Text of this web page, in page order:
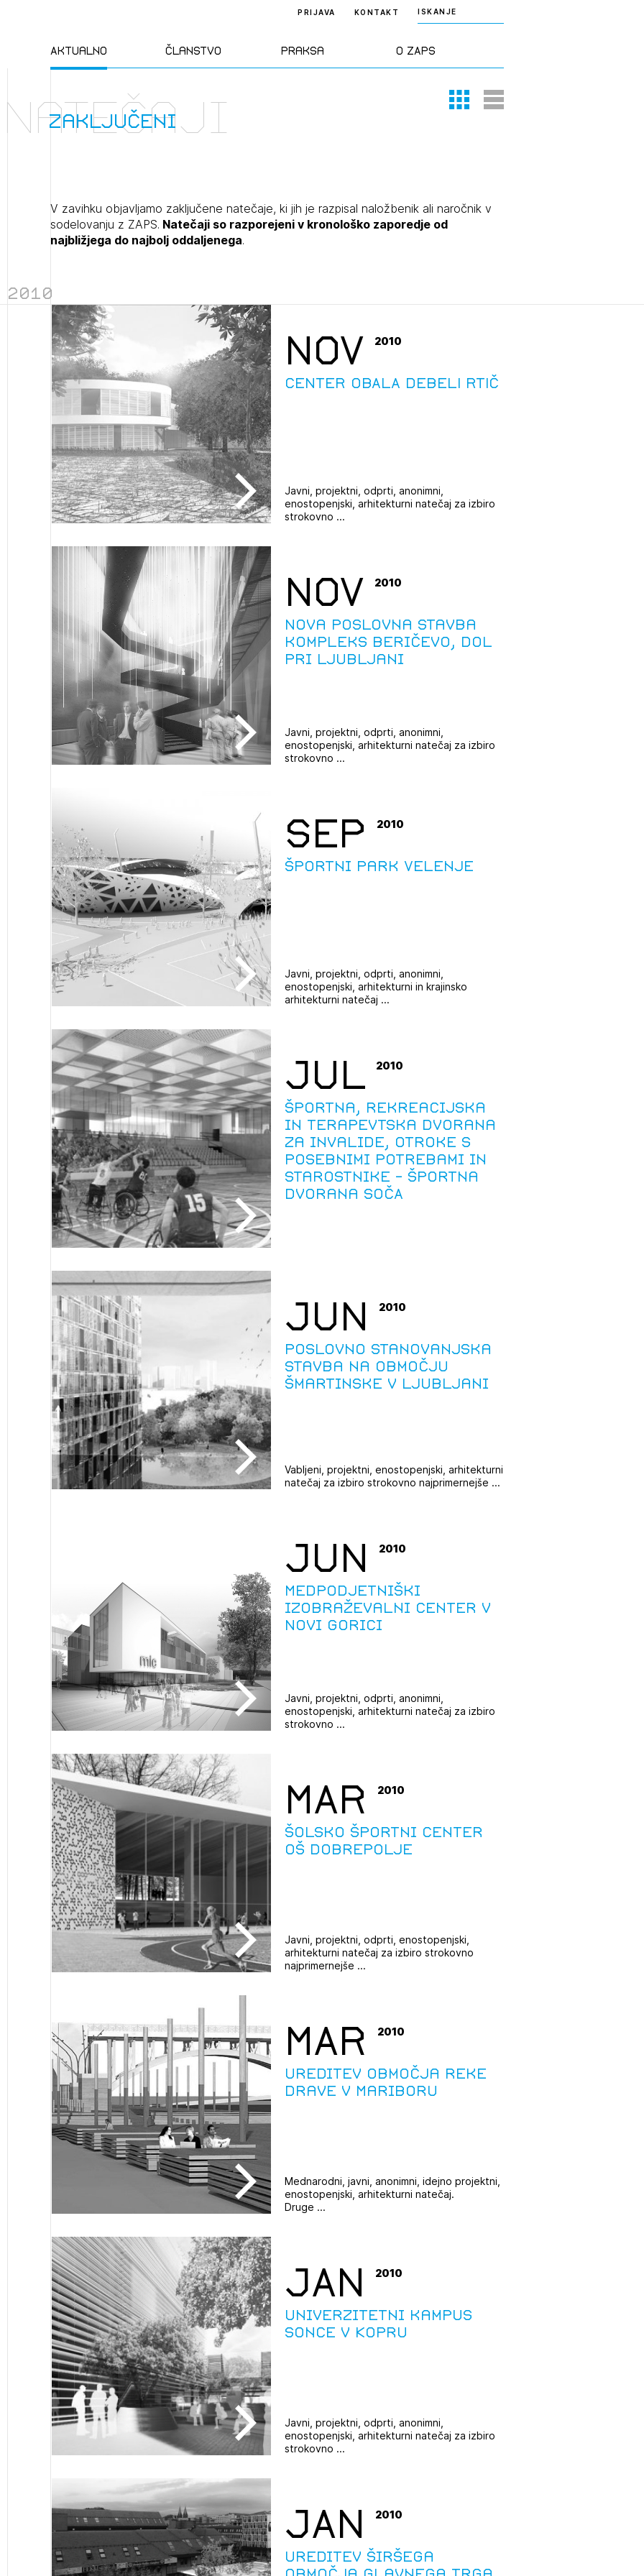
Aktualno Članstvo Praksa O ZAPS
PRIJAVA KONTAKT ISKANJE
Novice
Dogodki
Člani ZAPS
Kandidati za
izpit
projektiranje
Strokovna pomoč
urbanisti
Predstavitev
Izbrana vsebina je namenjena le ZAPS registriranim
uporabnikom. Da lahko do nje dostopate, se je
potrebno prijaviti.
PRIJAVITE SE REGISTRIRAJTE SE
se s svojim ZAPS uporabniškim imenom in geslom.
POZABLJENO GESLO
REGISTRIRAJTE SE
Thumbnail View
List View
zaključeni
Natečaji
V zavihku objavljamo zaključene natečaje, ki jih je razpisal naložbenik ali naročnik v
sodelovanju z ZAPS. Natečaji so razporejeni v kronološko zaporedje od
najbližjega do najbolj oddaljenega.
2010
NOV 2010
CENTER OBALA DEBELI RTIČ
Javni, projektni, odprti, anonimni,
enostopenjski, arhitekturni natečaj za izbiro
strokovno ...
NOV 2010
Nova poslovna stavba
kompleks Beričevo, Dol
pri Ljubljani
Javni, projektni, odprti, anonimni,
enostopenjski, arhitekturni natečaj za izbiro
strokovno ...
SEP 2010
Športni park Velenje
Javni, projektni, odprti, anonimni,
enostopenjski, arhitekturni in krajinsko
arhitekturni natečaj ...
JUL 2010
Športna, rekreacijska
in terapevtska dvorana
za invalide, otroke s
posebnimi potrebami in
starostnike - Športna
dvorana SOČA
JUN 2010
Poslovno stanovanjska
stavba na območju
Šmartinske v Ljubljani
Vabljeni, projektni, enostopenjski, arhitekturni
natečaj za izbiro strokovno najprimernejše ...
JUN 2010
Medpodjetniški
izobraževalni center v
Novi Gorici
Javni, projektni, odprti, anonimni,
enostopenjski, arhitekturni natečaj za izbiro
strokovno ...
MAR 2010
Šolsko športni center
OŠ Dobrepolje
Javni, projektni, odprti, enostopenjski,
arhitekturni natečaj za izbiro strokovno
najprimernejše ...
MAR 2010
Ureditev območja reke
Drave v Mariboru
Mednarodni, javni, anonimni, idejno projektni,
enostopenjski, arhitekturni natečaj.
Druge ...
JAN 2010
Univerzitetni kampus
Sonce v Kopru
Javni, projektni, odprti, anonimni,
enostopenjski, arhitekturni natečaj za izbiro
strokovno ...
JAN 2010
Ureditev širšega
na tekočem z novicami in se naročite na Novičnike.
vam bomo pošiljali na vaš elektronski naslov.
Mesečni novičnik
Novičnik izobraževanj
Novičnik natečajev
Tedenski novičnik javnih naročil